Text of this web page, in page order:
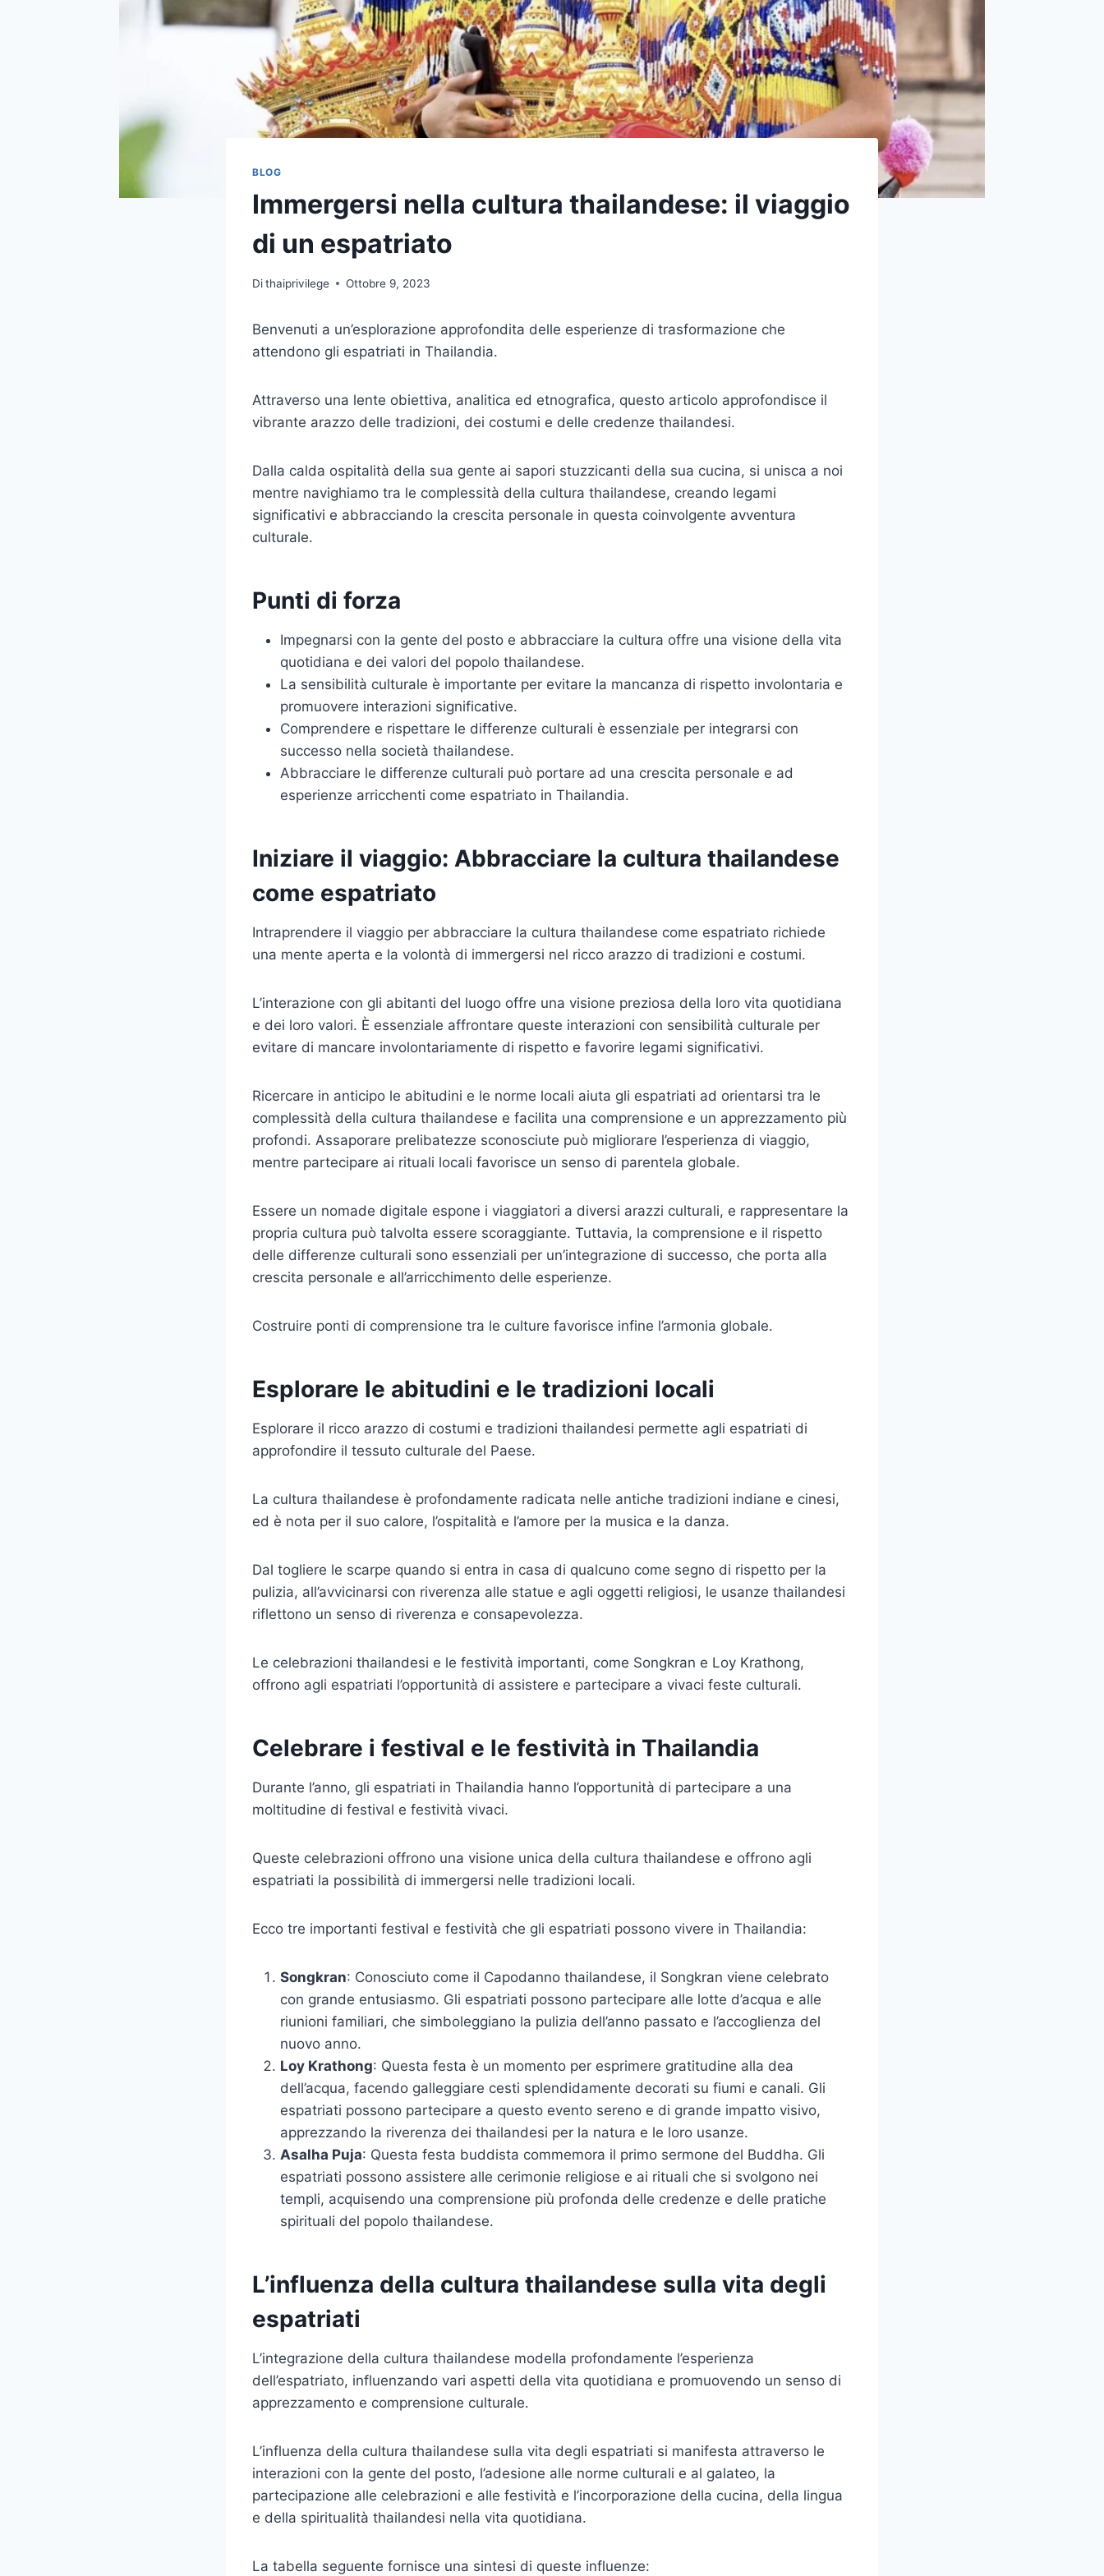
BLOG
Immergersi nella cultura thailandese: il viaggio
di un espatriato
Dithaiprivilege Ottobre 9, 2023
Benvenuti a un’esplorazione approfondita delle esperienze di trasformazione che
attendono gli espatriati in Thailandia.
Attraverso una lente obiettiva, analitica ed etnografica, questo articolo approfondisce il
vibrante arazzo delle tradizioni, dei costumi e delle credenze thailandesi.
Dalla calda ospitalità della sua gente ai sapori stuzzicanti della sua cucina, si unisca a noi
mentre navighiamo tra le complessità della cultura thailandese, creando legami
significativi e abbracciando la crescita personale in questa coinvolgente avventura
culturale.
Punti di forza
Impegnarsi con la gente del posto e abbracciare la cultura offre una visione della vita
quotidiana e dei valori del popolo thailandese.
La sensibilità culturale è importante per evitare la mancanza di rispetto involontaria e
promuovere interazioni significative.
Comprendere e rispettare le differenze culturali è essenziale per integrarsi con
successo nella società thailandese.
Abbracciare le differenze culturali può portare ad una crescita personale e ad
esperienze arricchenti come espatriato in Thailandia.
Iniziare il viaggio: Abbracciare la cultura thailandese
come espatriato
Intraprendere il viaggio per abbracciare la cultura thailandese come espatriato richiede
una mente aperta e la volontà di immergersi nel ricco arazzo di tradizioni e costumi.
L’interazione con gli abitanti del luogo offre una visione preziosa della loro vita quotidiana
e dei loro valori. È essenziale affrontare queste interazioni con sensibilità culturale per
evitare di mancare involontariamente di rispetto e favorire legami significativi.
Ricercare in anticipo le abitudini e le norme locali aiuta gli espatriati ad orientarsi tra le
complessità della cultura thailandese e facilita una comprensione e un apprezzamento più
profondi. Assaporare prelibatezze sconosciute può migliorare l’esperienza di viaggio,
mentre partecipare ai rituali locali favorisce un senso di parentela globale.
Essere un nomade digitale espone i viaggiatori a diversi arazzi culturali, e rappresentare la
propria cultura può talvolta essere scoraggiante. Tuttavia, la comprensione e il rispetto
delle differenze culturali sono essenziali per un’integrazione di successo, che porta alla
crescita personale e all’arricchimento delle esperienze.
Costruire ponti di comprensione tra le culture favorisce infine l’armonia globale.
Esplorare le abitudini e le tradizioni locali
Esplorare il ricco arazzo di costumi e tradizioni thailandesi permette agli espatriati di
approfondire il tessuto culturale del Paese.
La cultura thailandese è profondamente radicata nelle antiche tradizioni indiane e cinesi,
ed è nota per il suo calore, l’ospitalità e l’amore per la musica e la danza.
Dal togliere le scarpe quando si entra in casa di qualcuno come segno di rispetto per la
pulizia, all’avvicinarsi con riverenza alle statue e agli oggetti religiosi, le usanze thailandesi
riflettono un senso di riverenza e consapevolezza.
Le celebrazioni thailandesi e le festività importanti, come Songkran e Loy Krathong,
offrono agli espatriati l’opportunità di assistere e partecipare a vivaci feste culturali.
Celebrare i festival e le festività in Thailandia
Durante l’anno, gli espatriati in Thailandia hanno l’opportunità di partecipare a una
moltitudine di festival e festività vivaci.
Queste celebrazioni offrono una visione unica della cultura thailandese e offrono agli
espatriati la possibilità di immergersi nelle tradizioni locali.
Ecco tre importanti festival e festività che gli espatriati possono vivere in Thailandia:
Songkran: Conosciuto come il Capodanno thailandese, il Songkran viene celebrato
con grande entusiasmo. Gli espatriati possono partecipare alle lotte d’acqua e alle
riunioni familiari, che simboleggiano la pulizia dell’anno passato e l’accoglienza del
nuovo anno.
Loy Krathong: Questa festa è un momento per esprimere gratitudine alla dea
dell’acqua, facendo galleggiare cesti splendidamente decorati su fiumi e canali. Gli
espatriati possono partecipare a questo evento sereno e di grande impatto visivo,
apprezzando la riverenza dei thailandesi per la natura e le loro usanze.
Asalha Puja: Questa festa buddista commemora il primo sermone del Buddha. Gli
espatriati possono assistere alle cerimonie religiose e ai rituali che si svolgono nei
templi, acquisendo una comprensione più profonda delle credenze e delle pratiche
spirituali del popolo thailandese.
L’influenza della cultura thailandese sulla vita degli
espatriati
L’integrazione della cultura thailandese modella profondamente l’esperienza
dell’espatriato, influenzando vari aspetti della vita quotidiana e promuovendo un senso di
apprezzamento e comprensione culturale.
L’influenza della cultura thailandese sulla vita degli espatriati si manifesta attraverso le
interazioni con la gente del posto, l’adesione alle norme culturali e al galateo, la
partecipazione alle celebrazioni e alle festività e l’incorporazione della cucina, della lingua
e della spiritualità thailandesi nella vita quotidiana.
La tabella seguente fornisce una sintesi di queste influenze: